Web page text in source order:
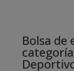
Bolsa de